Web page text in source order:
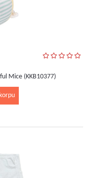
Mice (KKB10377)